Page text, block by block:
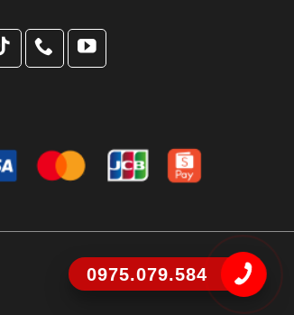
0975.079.584